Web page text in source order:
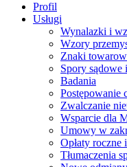
Profil
Usługi
Wynalazki i
Wzory
Znaki
Spory sądowe
Badania
Postępowanie
Zwalczanie
Wsparcie dla
Umowy w
Opłaty roczne
Tłumaczenia